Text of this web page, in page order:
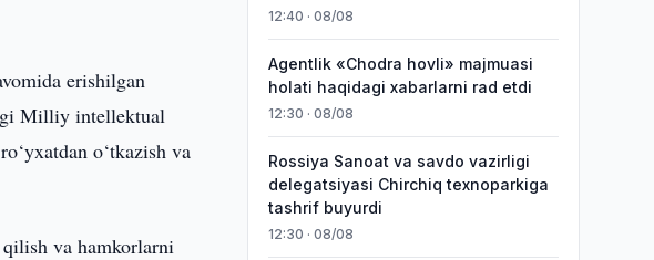
erishilgan
Milliy intellektual
o‘tkazish va
va hamkorlarni
12:40 · 08/08
Agentlik «Chodra hovli» majmuasi
holati haqidagi xabarlarni rad etdi
12:30 · 08/08
Rossiya Sanoat va savdo vazirligi
delegatsiyasi Chirchiq texnoparkiga
tashrif buyurdi
12:30 · 08/08